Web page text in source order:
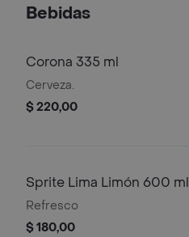
Bebidas
Corona 335 ml
Cerveza.
$ 220,00
Sprite Lima Limón 600 ml
Refresco
$ 180,00